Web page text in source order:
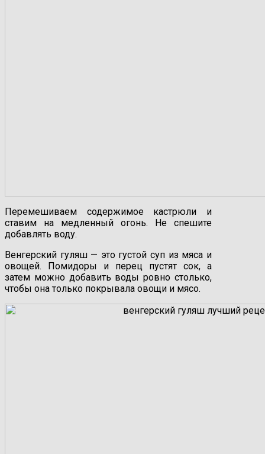
Перемешиваем содержимое кастрюли и
ставим на медленный огонь. Не спешите
добавлять воду.
Венгерский гуляш — это густой суп из мяса и
овощей. Помидоры и перец пустят сок, а
затем можно добавить воды ровно столько,
чтобы она только покрывала овощи и мясо.